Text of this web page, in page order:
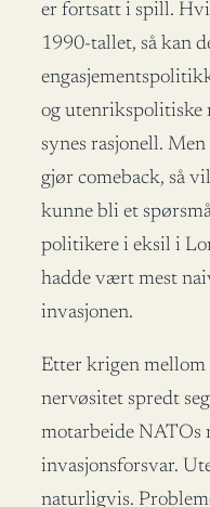
er fortsatt i spill.
1990-tallet, så kan
og utenrikspolitiske
synes rasjonell.
gjør comeback, så
kunne bli et
politikere i eksil i
hadde vært mest
invasjonen.
Etter krigen mellom
nervøsitet spredt
motarbeide NATOs
invasjonsforsvar.
naturligvis.